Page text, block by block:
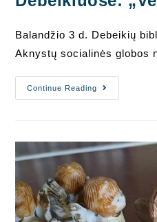
Balandžio 3 d. Debeikių
Aknystų socialinės globos
Continue Reading
Sensoriniai
Skaitymai